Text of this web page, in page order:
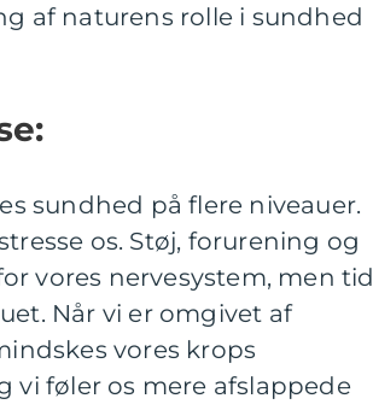
af naturens rolle i sundhed
sundhed på flere niveauer.
os. Støj, forurening og
vores nervesystem, men tid
Når vi er omgivet af
vores krops
vi føler os mere afslappede